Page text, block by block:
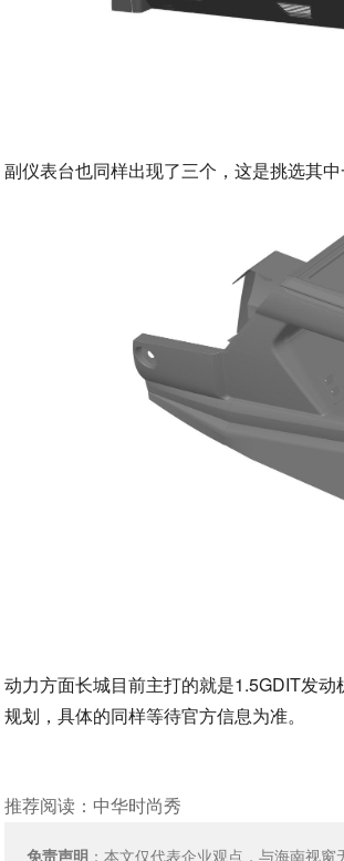
副仪表台也同样出现了三个，这是挑选其
动力方面长城目前主打的就是1.5GDIT发
规划，具体的同样等待官方信息为准。
推荐阅读： 中华时尚秀
免责声明 ：本文仅代表企业观点，与海南视